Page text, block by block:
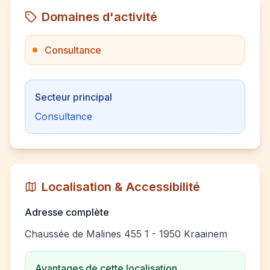
Domaines d'activité
Consultance
Secteur principal
Consultance
Localisation & Accessibilité
Adresse complète
Chaussée de Malines 455 1 - 1950 Kraainem